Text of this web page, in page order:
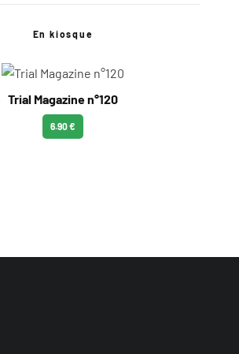
En kiosque
Trial Magazine n°120
6.90 €